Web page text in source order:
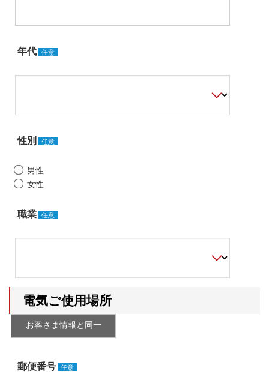
年代 任意
性別 任意
男性
女性
職業 任意
電気ご使用場所
郵便番号 任意